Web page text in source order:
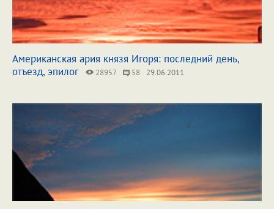
Американская ария князя Игоря: последний день,
отъезд, эпилог
28957 58 29.06.2011